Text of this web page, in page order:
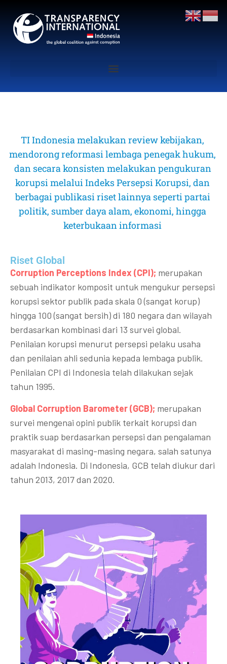
TI Indonesia melakukan review kebijakan,
mendorong reformasi lembaga penegak hukum,
dan secara konsisten melakukan pengukuran
korupsi melalui Indeks Persepsi Korupsi, dan
berbagai publikasi riset lainnya seperti partai
politik, sumber daya alam, ekonomi, hingga
keterbukaan informasi
Riset Global​
Corruption Perceptions Index (CPI); merupakan
sebuah indikator komposit untuk mengukur persepsi
korupsi sektor publik pada skala 0 (sangat korup)
hingga 100 (sangat bersih) di 180 negara dan wilayah
berdasarkan kombinasi dari 13 survei global.
Penilaian korupsi menurut persepsi pelaku usaha
dan penilaian ahli sedunia kepada lembaga publik.
Penilaian CPI di Indonesia telah dilakukan sejak
tahun 1995.
Global Corruption Barometer (GCB); merupakan
survei mengenai opini publik terkait korupsi dan
praktik suap berdasarkan persepsi dan pengalaman
masyarakat di masing-masing negara, salah satunya
adalah Indonesia. Di Indonesia, GCB telah diukur dari
tahun 2013, 2017 dan 2020.